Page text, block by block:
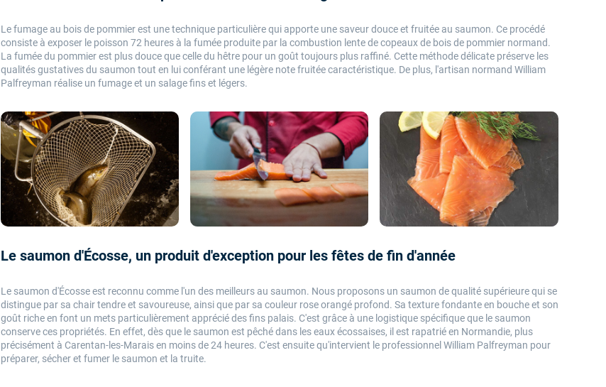
Le fumage au bois de pommier est une technique particulière qui apporte une saveur douce et fruitée au saumon. Ce procédé
consiste à exposer le poisson 72 heures à la fumée produite par la combustion lente de copeaux de bois de pommier normand.
La fumée du pommier est plus douce que celle du hêtre pour un goût toujours plus raffiné. Cette méthode délicate préserve les
qualités gustatives du saumon tout en lui conférant une légère note fruitée caractéristique. De plus, l'artisan normand William
Palfreyman réalise un fumage et un salage fins et légers.
Le saumon d'Écosse, un produit d'exception pour les fêtes de fin d'année
Le saumon d'Écosse est reconnu comme l'un des meilleurs au saumon. Nous proposons un saumon de qualité supérieure qui se
distingue par sa chair tendre et savoureuse, ainsi que par sa couleur rose orangé profond. Sa texture fondante en bouche et son
goût riche en font un mets particulièrement apprécié des fins palais. C'est grâce à une logistique spécifique que le saumon
conserve ces propriétés. En effet, dès que le saumon est pêché dans les eaux écossaises, il est rapatrié en Normandie, plus
précisément à Carentan-les-Marais en moins de 24 heures. C'est ensuite qu'intervient le professionnel William Palfreyman pour
préparer, sécher et fumer le saumon et la truite.